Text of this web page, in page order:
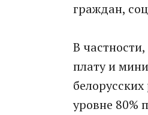
граждан,
В
плату и
уровне 80%